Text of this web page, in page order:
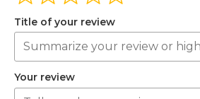
Title of your review
Your review